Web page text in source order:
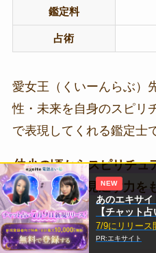
鑑定料
占術
愛女王（くいーんらぶ）
性・未来を自身のスピリ
で表現してくれる鑑定士
幼少の頃からスピリチュ
運命や運勢を見通す力を
NEW
あのエキサ
【チャット
7/9にリリー
PR:エキサイト